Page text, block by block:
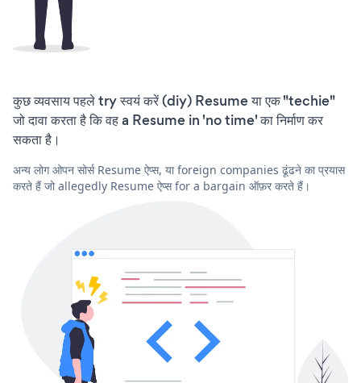
कुछ व्यवसाय पहले try स्वयं करें (diy) Resume या एक "techie"
जो दावा करता है कि वह a Resume in 'no time' का निर्माण कर
सकता है।
अन्य लोग ओपन सोर्स Resume ऐप्स, या foreign companies ढूंढने का प्रयास
करते हैं जो allegedly Resume ऐप्स for a bargain ऑफ़र करते हैं।